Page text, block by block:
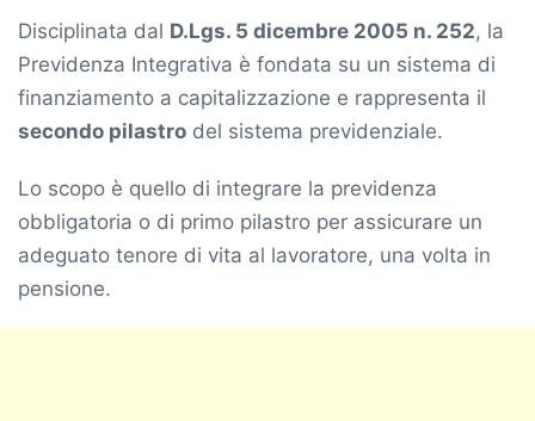
Disciplinata dal D.Lgs. 5 dicembre 2005 n. 252, la
Previdenza Integrativa è fondata su un sistema di
finanziamento a capitalizzazione e rappresenta il
secondo pilastro del sistema previdenziale.
Lo scopo è quello di integrare la previdenza
obbligatoria o di primo pilastro per assicurare un
adeguato tenore di vita al lavoratore, una volta in
pensione.